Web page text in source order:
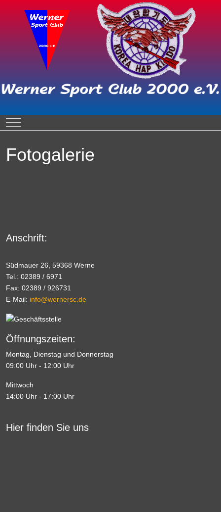
Mobile Menu Toggle
Fotogalerie
Anschrift:
Südmauer 26, 59368 Werne
Tel.: 02389 / 6971
Fax: 02389 / 926731
E-Mail: info@wernersc.de
Öffnungszeiten:
Montag, Dienstag und Donnerstag
09:00 Uhr - 12:00 Uhr
Mittwoch
14:00 Uhr - 17:00 Uhr
Hier finden Sie uns